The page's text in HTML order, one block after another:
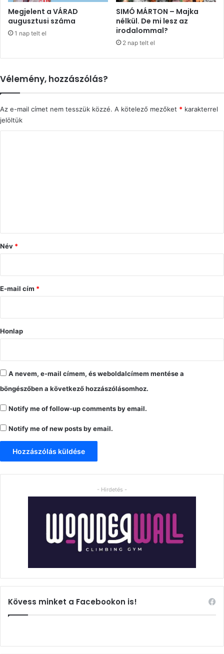
Megjelent a VÁRAD
augusztusi száma
1 nap telt el
SIMÓ MÁRTON – Majka
nélkül. De mi lesz az
irodalommal?
2 nap telt el
Vélemény, hozzászólás?
Az e-mail címet nem tesszük közzé. A kötelező mezőket * karakterrel
jelöltük
ó
s
Név *
E-mail cím *
Honlap
A nevem, e-mail címem, és weboldalcímem mentése a
böngészőben a következő hozzászólásomhoz.
Notify me of follow-up comments by email.
Notify me of new posts by email.
- Hirdetés -
Kövess minket a Facebookon is!